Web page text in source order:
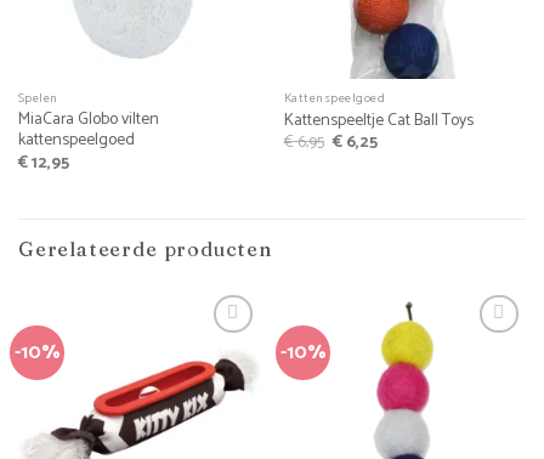
Spelen
MiaCara Globo vilten
kattenspeelgoed
€12,95
Kattenspeelgoed
Kattenspeeltje Cat Ball Toys
€6,95 Oorspronkelijke
prijs
€6,25Huidige
prijs
Gerelateerde producten
-10% -10%